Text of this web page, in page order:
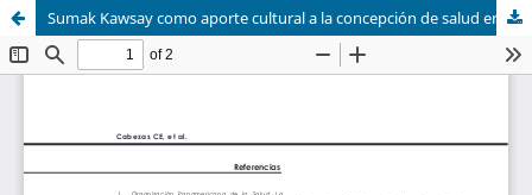
Sumak Kawsay como aporte cultural a la concepción de salud en el Ecuador